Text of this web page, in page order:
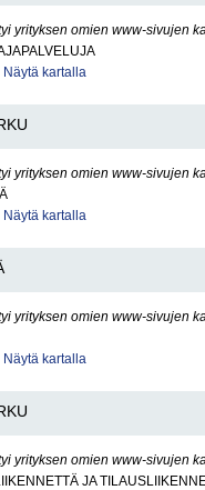
yrityksen omien www-sivujen
Näytä kartalla
yrityksen omien www-sivujen
Näytä kartalla
yrityksen omien www-sivujen
Näytä kartalla
yrityksen omien www-sivujen
JA